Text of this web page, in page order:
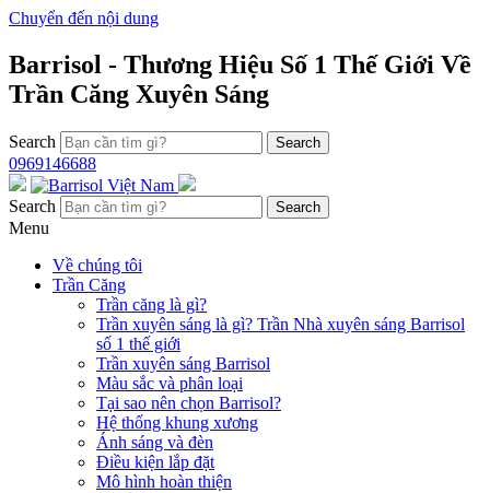
Chuyển đến nội dung
Barrisol - Thương Hiệu Số 1 Thế Giới Về
Trần Căng Xuyên Sáng
Search
0969146688
Search
Menu
Về chúng tôi
Trần Căng
Trần căng là gì?
Trần xuyên sáng là gì? Trần Nhà xuyên sáng Barrisol
số 1 thế giới
Trần xuyên sáng Barrisol
Màu sắc và phân loại
Tại sao nên chọn Barrisol?
Hệ thống khung xương
Ánh sáng và đèn
Điều kiện lắp đặt
Mô hình hoàn thiện